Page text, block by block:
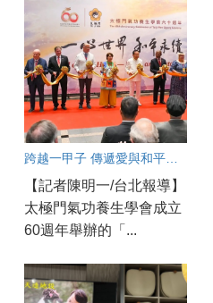
【記者陳明一/台北報導】
太極門氣功養生學會成立
60週年舉辦的「...